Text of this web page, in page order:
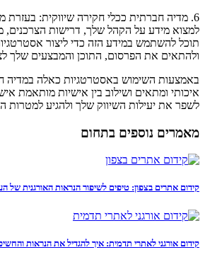
6. מדיה חברתית ככלי חקירה שיווקית: בעזרת
למצוא מידע על הקהל שלך, דרישות הצרכנים,
תוכל להשתמש במידע הזה כדי ליצור
ולהתאים את הפרסום, התוכן והמבצעים שלך
באמצעות השימוש באסטרטגיות כאלה במדיה
איכותי ומתאים ושילוב בין אישיות מותאמת
לשפר את יעילות השיווק שלך ולהגיע למטרות
מאמרים נוספים בתחום
קידום אתרים בצפון: טיפים לשיפור הנראות האורגנית של
קידום אורגני לאתרי תדמית: איך להגדיל את הנראות